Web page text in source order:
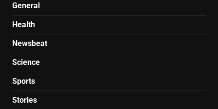
General
Health
Newsbeat
Science
Sports
Stories